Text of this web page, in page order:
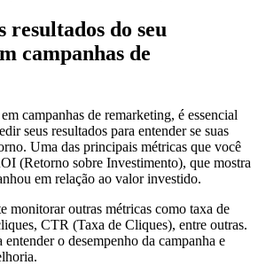
resultados do seu
campanhas de
campanhas de remarketing, é essencial
seus resultados para entender se suas
Uma das principais métricas que você
(Retorno sobre Investimento), que mostra
em relação ao valor investido.
monitorar outras métricas como taxa de
CTR (Taxa de Cliques), entre outras.
entender o desempenho da campanha e